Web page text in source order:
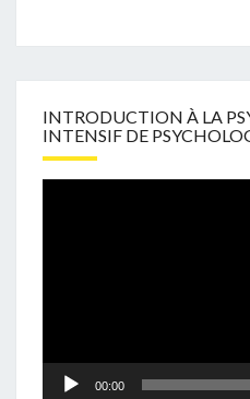
INTRODUCTION À LA
INTENSIF DE
00:00